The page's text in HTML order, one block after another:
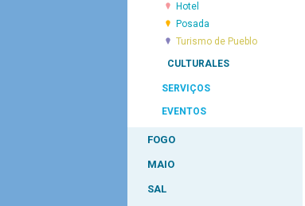
Hotel
Posada
Turismo de Pueblo
CULTURALES
SERVIÇOS
EVENTOS
FOGO
MAIO
SAL